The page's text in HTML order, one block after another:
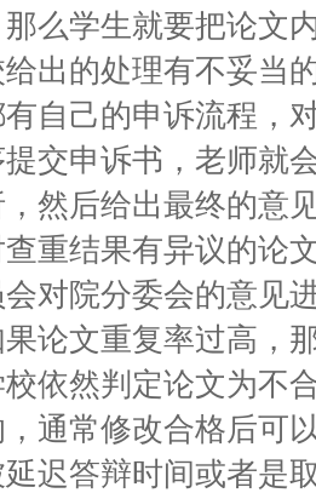
么学生就要把论文
出的处理有不妥当
自己的申诉流程，
交申诉书，老师就
然后给出最终的意
重结果有异议的论
对院分委会的意见
论文重复率过高，
依然判定论文为不
通常修改合格后可
迟答辩时间或者是